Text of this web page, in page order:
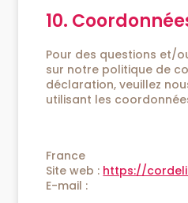
10.
Pour des questions et/
sur notre politique de
déclaration, veuillez
utilisant les
France
Site web : https://
E-mail :